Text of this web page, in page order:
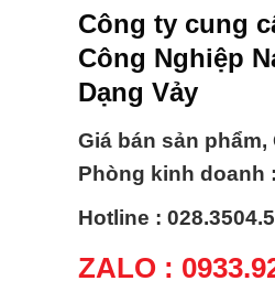
Công ty cung
Công Nghiệp
Dạng Vảy
Giá bán sản
Phòng kinh doanh :
Hotline :
ZALO :